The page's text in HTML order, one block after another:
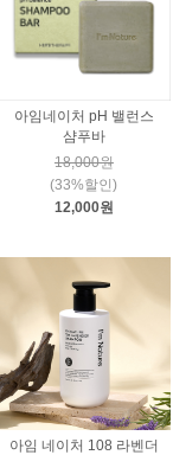
아임네이처 pH 밸런스
샴푸바
18,000원
(33%할인)
12,000원
아임 네이처 108 라벤더